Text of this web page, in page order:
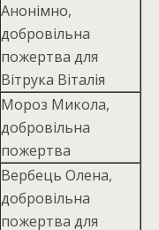
Анонімно,
добровiльна
пожертва для
Вiтрука Вiталiя
Мороз Микола,
добровільна
пожертва
Вербець Олена,
добровiльна
пожертва для